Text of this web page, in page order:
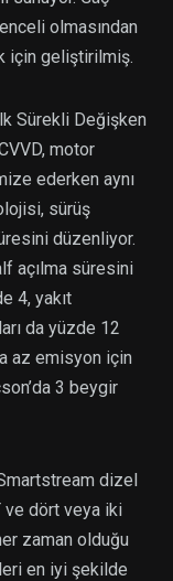
olmasından
için geliştirilmiş.
Sürekli Değişken
motor
ederken aynı
sürüş
düzenliyor.
açılma süresini
4, yakıt
da yüzde 12
az emisyon için
3 beygir
dizel
ve dört veya iki
zaman olduğu
en iyi şekilde